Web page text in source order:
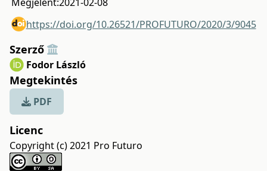
https://doi.org/10.26521/PROFUTURO/2020/3/9045
Szerző
Fodor László
Megtekintés
PDF
Licenc
Copyright (c) 2021 Pro Futuro